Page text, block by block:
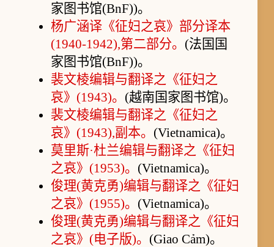
家图书馆(BnF))。
杨广涵译《征妇之哀》部分译本
(1940-1942),第二部分。 (法国国
家图书馆(BnF))。
裴文棱编辑与翻译之《征妇之
哀》(1943)。 (越南国家图书馆)。
裴文棱编辑与翻译之《征妇之
哀》(1943),副本。 (Vietnamica)。
莫里斯·杜兰编辑与翻译之《征妇
之哀》(1953)。 (Vietnamica)。
俊理(黄克勇)编辑与翻译之《征妇
之哀》(1955)。 (Vietnamica)。
俊理(黄克勇)编辑与翻译之《征妇
之哀》(电子版)。 (Giao Cảm)。